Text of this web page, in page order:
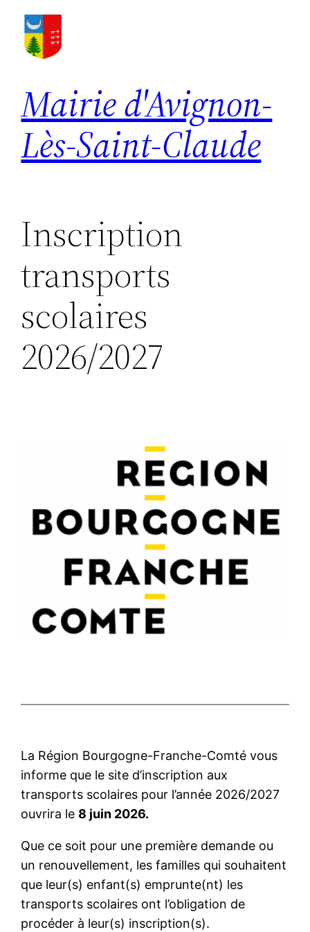
Aller
contenu
Mairie d'Avignon-
Lès-Saint-Claude
Inscription
transports
scolaires
2026/2027
La Région Bourgogne-Franche-Comté vous
informe que le site d’inscription aux
transports scolaires pour l’année 2026/2027
ouvrira le 8 juin 2026.
Que ce soit pour une première demande ou
un renouvellement, les familles qui souhaitent
que leur(s) enfant(s) emprunte(nt) les
transports scolaires ont l’obligation de
procéder à leur(s) inscription(s).